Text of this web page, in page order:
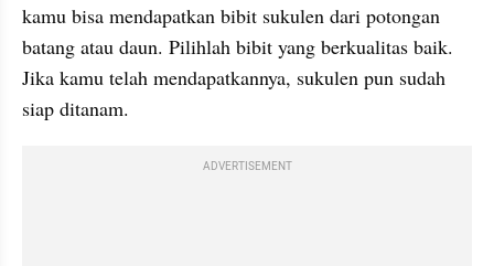
kamu bisa mendapatkan bibit sukulen dari potongan
batang atau daun. Pilihlah bibit yang berkualitas baik.
Jika kamu telah mendapatkannya, sukulen pun sudah
siap ditanam.
ADVERTISEMENT